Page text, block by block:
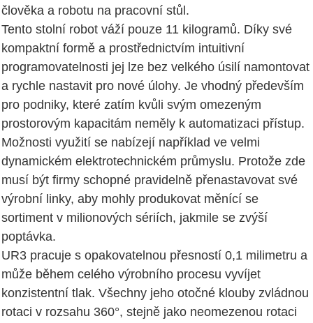
člověka a robotu na pracovní stůl.
Tento stolní robot váží pouze 11 kilogramů. Díky své
kompaktní formě a prostřednictvím intuitivní
programovatelnosti jej lze bez velkého úsilí namontovat
a rychle nastavit pro nové úlohy. Je vhodný především
pro podniky, které zatím kvůli svým omezeným
prostorovým kapacitám neměly k automatizaci přístup.
Možnosti využití se nabízejí například ve velmi
dynamickém elektrotechnickém průmyslu. Protože zde
musí být firmy schopné pravidelně přenastavovat své
výrobní linky, aby mohly produkovat měnící se
sortiment v milionových sériích, jakmile se zvýší
poptávka.
UR3 pracuje s opakovatelnou přesností 0,1 milimetru a
může během celého výrobního procesu vyvíjet
konzistentní tlak. Všechny jeho otočné klouby zvládnou
rotaci v rozsahu 360°, stejně jako neomezenou rotaci